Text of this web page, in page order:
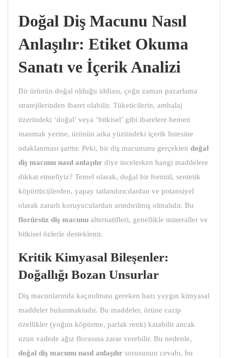
Doğal Diş Macunu Nasıl
Anlaşılır: Etiket Okuma
Sanatı ve İçerik Analizi
Bir ürünün doğal olduğu iddiası, çoğu zaman pazarlama
stratejilerinden ibaret olabilir. Tüketicilerin, ambalaj
üzerindeki ‘doğal’ veya ‘bitkisel’ gibi ibarelere hemen
inanmak yerine, ürünün arka yüzündeki içerik listesine
odaklanması şarttır. Peki, bir diş macununu gerçekten doğal
diş macunu nasıl anlaşılır diye incelerken hangi maddelere
dikkat etmeliyiz? Temel olarak, doğal bir formül, sentetik
köpürtücülerden, yapay tatlandırıcılardan ve potansiyel
olarak zararlı koruyuculardan arındırılmış olmalıdır. Bu
florürsüz diş macunu alternatifleri, genellikle mineraller ve
bitkisel özlerle desteklenir.
Kritik Kimyasal Bileşenler:
Doğallığı Bozan Unsurlar
Diş macunlarında kaçınılması gereken bazı yaygın kimyasal
maddeler bulunmaktadır. Bu maddeler, ürüne cazip
özellikler (yoğun köpürme, parlak renk) katabilir ancak
uzun vadede ağız florasına zarar verebilir. Bu nedenle,
doğal diş macunu nasıl anlaşılır sorusunun cevabı, bu